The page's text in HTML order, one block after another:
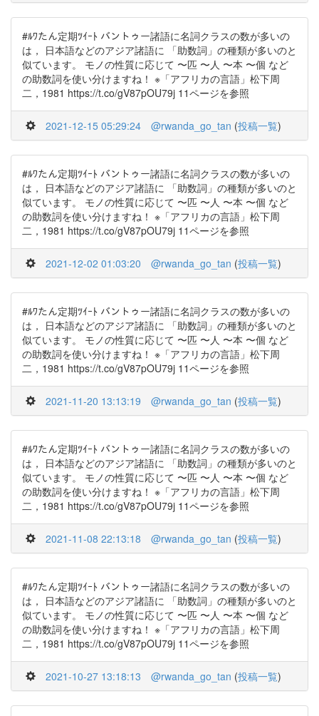
#ﾙﾜたん定期ﾂｲｰﾄ バントゥー諸語に名詞クラスの数が多いの
は， 日本語などのアジア諸語に 「助数詞」の種類が多いのと
似ています。 モノの性質に応じて 〜匹 〜人 〜本 〜個 など
の助数詞を使い分けますね！ ※「アフリカの言語」松下周
二，1981 https://t.co/gV87pOU79j 11ページを参照
2021-12-15 05:29:24 @rwanda_go_tan (投稿一覧)
#ﾙﾜたん定期ﾂｲｰﾄ バントゥー諸語に名詞クラスの数が多いの
は， 日本語などのアジア諸語に 「助数詞」の種類が多いのと
似ています。 モノの性質に応じて 〜匹 〜人 〜本 〜個 など
の助数詞を使い分けますね！ ※「アフリカの言語」松下周
二，1981 https://t.co/gV87pOU79j 11ページを参照
2021-12-02 01:03:20 @rwanda_go_tan (投稿一覧)
#ﾙﾜたん定期ﾂｲｰﾄ バントゥー諸語に名詞クラスの数が多いの
は， 日本語などのアジア諸語に 「助数詞」の種類が多いのと
似ています。 モノの性質に応じて 〜匹 〜人 〜本 〜個 など
の助数詞を使い分けますね！ ※「アフリカの言語」松下周
二，1981 https://t.co/gV87pOU79j 11ページを参照
2021-11-20 13:13:19 @rwanda_go_tan (投稿一覧)
#ﾙﾜたん定期ﾂｲｰﾄ バントゥー諸語に名詞クラスの数が多いの
は， 日本語などのアジア諸語に 「助数詞」の種類が多いのと
似ています。 モノの性質に応じて 〜匹 〜人 〜本 〜個 など
の助数詞を使い分けますね！ ※「アフリカの言語」松下周
二，1981 https://t.co/gV87pOU79j 11ページを参照
2021-11-08 22:13:18 @rwanda_go_tan (投稿一覧)
#ﾙﾜたん定期ﾂｲｰﾄ バントゥー諸語に名詞クラスの数が多いの
は， 日本語などのアジア諸語に 「助数詞」の種類が多いのと
似ています。 モノの性質に応じて 〜匹 〜人 〜本 〜個 など
の助数詞を使い分けますね！ ※「アフリカの言語」松下周
二，1981 https://t.co/gV87pOU79j 11ページを参照
2021-10-27 13:18:13 @rwanda_go_tan (投稿一覧)